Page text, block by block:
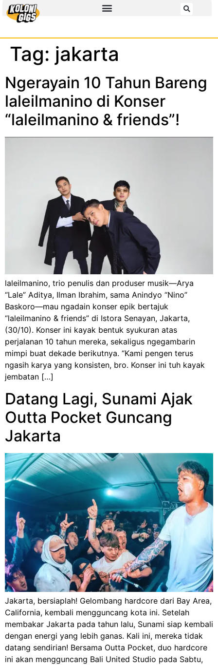
Tag: jakarta
Ngerayain 10 Tahun Bareng
laleilmanino di Konser
“laleilmanino & friends”!
laleilmanino, trio penulis dan produser musik—Arya
“Lale” Aditya, Ilman Ibrahim, sama Anindyo “Nino”
Baskoro—mau ngadain konser epik bertajuk
“laleilmanino & friends” di Istora Senayan, Jakarta,
(30/10). Konser ini kayak bentuk syukuran atas
perjalanan 10 tahun mereka, sekaligus ngegambarin
mimpi buat dekade berikutnya. “Kami pengen terus
ngasih karya yang konsisten, bro. Konser ini tuh kayak
jembatan […]
Datang Lagi, Sunami Ajak
Outta Pocket Guncang
Jakarta
Jakarta, bersiaplah! Gelombang hardcore dari Bay Area,
California, kembali mengguncang kota ini. Setelah
membakar Jakarta pada tahun lalu, Sunami siap kembali
dengan energi yang lebih ganas. Kali ini, mereka tidak
datang sendirian! Bersama Outta Pocket, duo hardcore
ini akan mengguncang Bali United Studio pada Sabtu,